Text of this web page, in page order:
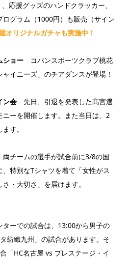
応援グッズのハンドクラッカー、
グラム（1000円）も販売（サイン
オリジナルガチャも実施中！
ショー
コパンスポーツクラブ桃花
イニーズ」のチアダンスが登場！
ン会 先日、引退を発表した髙宮選
ーを開催します。また当日は、2
す。
両チームの選手が試合前に3/8の国
特別なTシャツを着て「女性がス
・大切さ」を届けます。
ーでの試合は、13:00から男子の
紡織九州」の試合があります。そ
「HC名古屋 vs プレステージ・イ